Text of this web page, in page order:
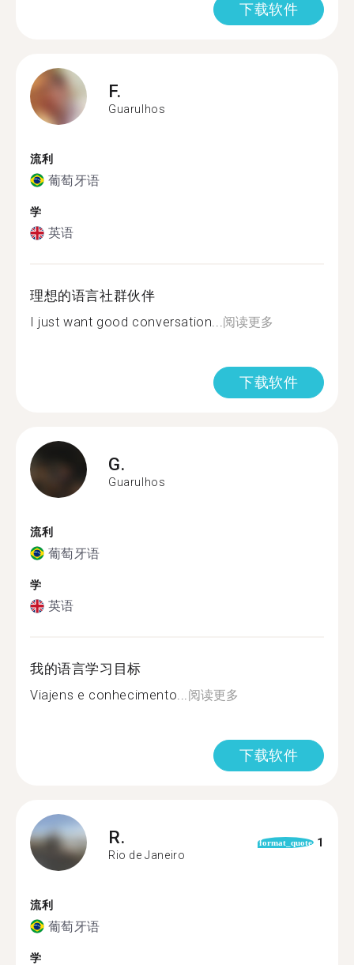
下载软件
F.
Guarulhos
流利
葡萄牙语
学
英语
理想的语言社群伙伴
I just want good conversation...阅读更多
下载软件
G.
Guarulhos
流利
葡萄牙语
学
英语
我的语言学习目标
Viajens e conhecimento...阅读更多
下载软件
R.
Rio de Janeiro
format_quote 1
流利
葡萄牙语
学